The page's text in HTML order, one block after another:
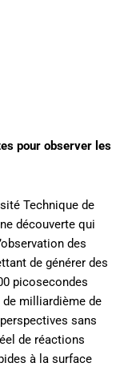
pour observer les
Technique de
découverte qui
des
de générer des
picosecondes
milliardième de
sans
de réactions
à la surface